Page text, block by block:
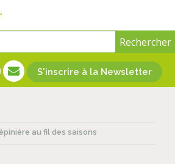
S'inscrire à la Newsletter
au fil des saisons